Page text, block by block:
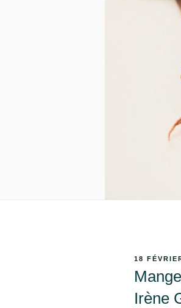
18
Irène